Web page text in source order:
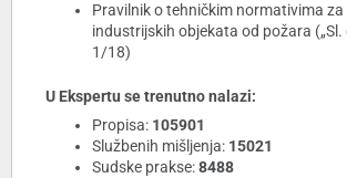
Pravilnik o tehničkim normativima
industrijskih objekata od požara („Sl.
1/18)
U Ekspertu se trenutno nalazi:
Propisa: 105901
Službenih mišljenja: 15021
Sudske prakse:8488